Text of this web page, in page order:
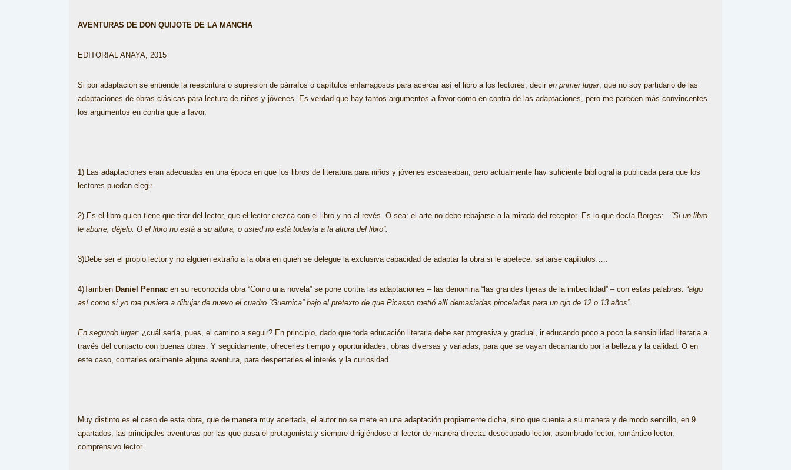
AVENTURAS DE DON QUIJOTE DE LA MANCHA
EDITORIAL ANAYA, 2015
Si por adaptación se entiende la reescritura o supresión de párrafos o capítulos enfarragosos para acercar así el libro a los lectores, decir en primer lugar, que no soy partidario de las
adaptaciones de obras clásicas para lectura de niños y jóvenes. Es verdad que hay tantos argumentos a favor como en contra de las adaptaciones, pero me parecen más convincentes
los argumentos en contra que a favor.
1) Las adaptaciones eran adecuadas en una época en que los libros de literatura para niños y jóvenes escaseaban, pero actualmente hay suficiente bibliografía publicada para que los
lectores puedan elegir.
2) Es el libro quien tiene que tirar del lector, que el lector crezca con el libro y no al revés. O sea: el arte no debe rebajarse a la mirada del receptor. Es lo que decía Borges:
“Si un libro
le aburre, déjelo. O el libro no está a su altura, o usted no está todavía a la altura del libro”.
3)Debe ser el propio lector y no alguien extraño a la obra en quién se delegue la exclusiva capacidad de adaptar la obra si le apetece: saltarse capítulos…..
4)También Daniel Pennac en su reconocida obra “Como una novela” se pone contra las adaptaciones – las denomina “las grandes tijeras de la imbecilidad” – con estas palabras: “algo
así como si yo me pusiera a dibujar de nuevo el cuadro “Guernica” bajo el pretexto de que Picasso metió allí demasiadas pinceladas para un ojo de 12 o 13 años”.
En segundo lugar: ¿cuál sería, pues, el camino a seguir? En principio, dado que toda educación literaria debe ser progresiva y gradual, ir educando poco a poco la sensibilidad literaria a
través del contacto con buenas obras. Y seguidamente, ofrecerles tiempo y oportunidades, obras diversas y variadas, para que se vayan decantando por la belleza y la calidad. O en
este caso, contarles oralmente alguna aventura, para despertarles el interés y la curiosidad.
Muy distinto es el caso de esta obra, que de manera muy acertada, el autor no se mete en una adaptación propiamente dicha, sino que cuenta a su manera y de modo sencillo, en 9
apartados, las principales aventuras por las que pasa el protagonista y siempre dirigiéndose al lector de manera directa: desocupado lector, asombrado lector, romántico lector,
comprensivo lector.